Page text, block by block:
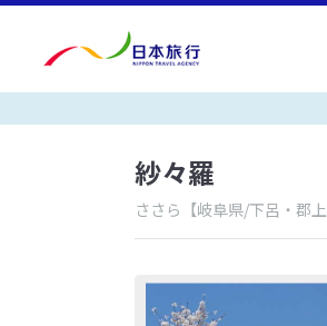
紗々羅
ささら 【岐阜県/下呂・郡